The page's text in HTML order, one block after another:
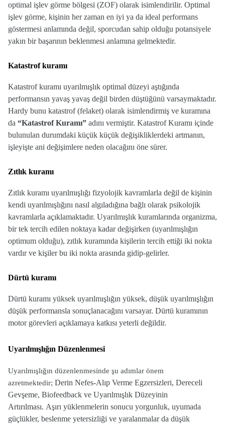
optimal işlev görme bölgesi (ZOF) olarak isimlendirilir. Optimal
işlev görme, kişinin her zaman en iyi ya da ideal performans
göstermesi anlamında değil, sporcudan sahip olduğu potansiyele
yakın bir başarının beklenmesi anlamına gelmektedir.
Katastrof kuramı
Katastrof kuramı uyarılmışlık optimal düzeyi aştığında
performansın yavaş yavaş değil birden düştüğünü varsaymaktadır.
Hardy bunu katastrof (felaket) olarak isimlendirmiş ve kuramına
da “Katastrof Kuramı” adını vermiştir. Katastrof Kuramı içinde
bulunulan durumdaki küçük küçük değişikliklerdeki artmanın,
işleyişte ani değişimlere neden olacağını öne sürer.
Zıtlık kuramı
Zıtlık kuramı uyarılmışlığı fizyolojik kavramlarla değil de kişinin
kendi uyarılmışlığını nasıl algıladığına bağlı olarak psikolojik
kavramlarla açıklamaktadır. Uyarılmışlık kuramlarında organizma,
bir tek tercih edilen noktaya kadar değişirken (uyarılmışlığın
optimum olduğu), zıtlık kuramında kişilerin tercih ettiği iki nokta
vardır ve kişiler bu iki nokta arasında gidip-gelirler.
Dürtü kuramı
Dürtü kuramı yüksek uyarılmışlığın yüksek, düşük uyarılmışlığın
düşük performansla sonuçlanacağını varsayar. Dürtü kuramının
motor görevleri açıklamaya katkısı yeterli değildir.
Uyarılmışlığın Düzenlenmesi
Uyarılmışlığın düzenlenmesinde şu adımlar önem
azretmektedir; Derin Nefes-Alıp Verme Egzersizleri, Dereceli
Gevşeme, Biofeedback ve Uyarılmışlık Düzeyinin
Artırılması. Aşırı yüklenmelerin sonucu yorgunluk, uyumada
güçlükler, beslenme yetersizliği ve yaralanmalar da düşük